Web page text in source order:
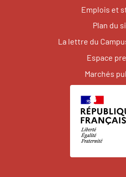
Emplois et
Plan du
La lettre du
Espace
Marchés